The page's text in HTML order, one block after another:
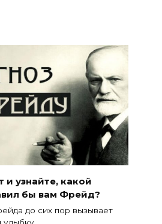
и узнайте, какой
бы вам Фрейд?
до сих пор вызывает